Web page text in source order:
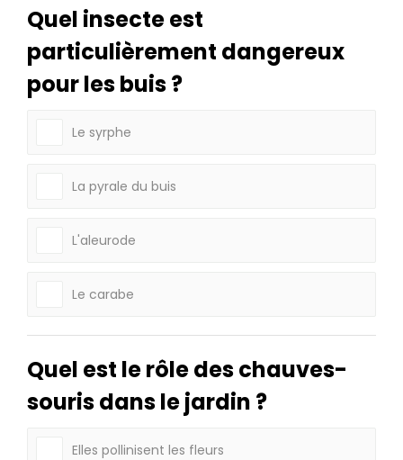
Quel insecte est
particulièrement dangereux
pour les buis ?
Le syrphe
La pyrale du buis
L'aleurode
Le carabe
Quel est le rôle des chauves-
souris dans le jardin ?
Elles pollinisent les fleurs